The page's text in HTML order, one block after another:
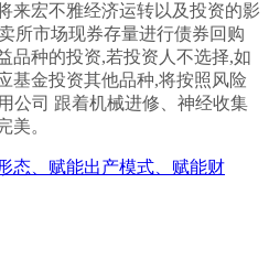
来宏不雅经济运转以及投资的影
所市场现券存量进行债券回购
品种的投资,若投资人不选择,如
基金投资其他品种,将按照风险
公司 跟着机械进修、神经收集
美。
态、赋能出产模式、赋能财